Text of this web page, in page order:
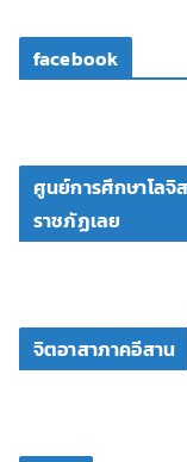
facebook
ศูนย์การศึกษาโลจิ
ราชภัฏเลย
จิตอาสาภาคอีสาน